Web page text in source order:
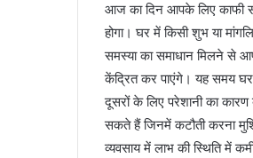
आज का दिन आपके लिए काफी
होगा। घर में किसी शुभ या
समस्या का समाधान मिलने से
केंद्रित कर पाएंगे। यह समय
दूसरों के लिए परेशानी का
सकते हैं जिनमें कटौती करना
व्यवसाय में लाभ की स्थिति में